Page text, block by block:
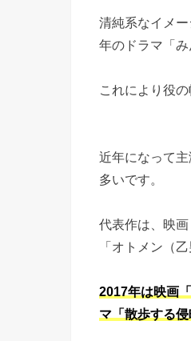
清純系なイメ
年のドラマ「
これにより役
近年になって
多いです。
代表作は、映
「オトメン（
2017年は映画
マ「散歩する侵